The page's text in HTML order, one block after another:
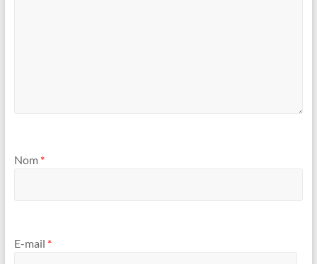
Nom *
E-mail *